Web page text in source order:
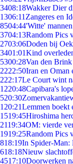
3408:18Wakker Dier
1306:11 Zangeres en
8504:44'Witte'
3704:13Random Pics
2703:06Doden bij
3401:01Kind
5300:28Van den Brink
2222:50Iran en Oman
222:17Le Court wint
1220:48Capibara's
520:30
1 20:21Lemmen boekt
1519:45Hiroshima
2119:34OM: vierde
1919:25Random Pics
818:19In Spider-Man:
618:18Nieuw
4517:10Doorwerken